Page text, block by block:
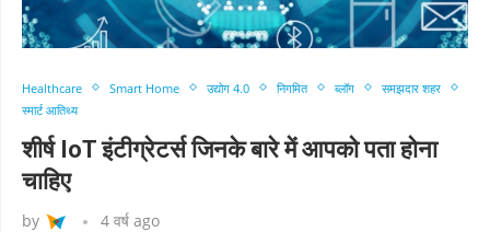
Healthcare Smart Home उद्योग 4.0 निगमित ब्लॉग
समझदार शहर
स्मार्ट आतिथ्य
शीर्ष IoT इंटीग्रेटर्स जिनके बारे में आपको पता होना
चाहिए
by 4 वर्ष ago